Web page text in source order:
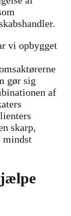
vi opbygget
gør sig
af
skarp,
mindst